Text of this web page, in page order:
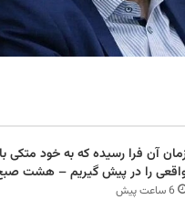
آن فرا رسیده که به خود متکی
را در پیش گیریم – هشت
6 ساعت پیش